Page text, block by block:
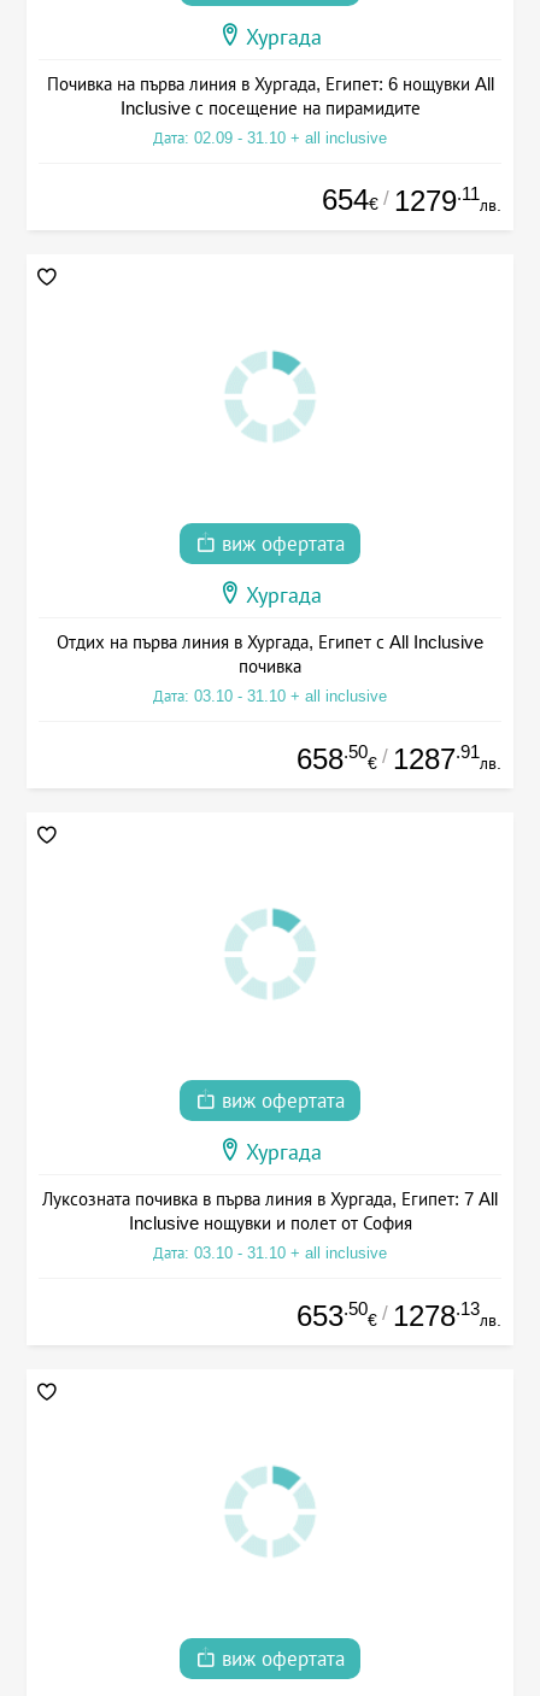
Хургада
Почивка на първа линия в Хургада, Египет: 6 нощувки All
Inclusive с посещение на пирамидите
Дата: 02.09 - 31.10 + all inclusive
654€ / 1279.11
лв.
виж офертата
Хургада
Отдих на първа линия в Хургада, Египет с All Inclusive
почивка
Дата: 03.10 - 31.10 + all inclusive
658.50
€ / 1287.91
лв.
виж офертата
Хургада
Луксозната почивка в първа линия в Хургада, Египет: 7 All
Inclusive нощувки и полет от София
Дата: 03.10 - 31.10 + all inclusive
653.50
€ / 1278.13
лв.
виж офертата